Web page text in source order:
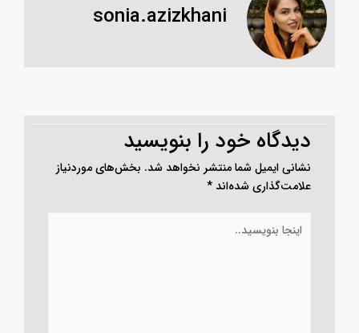
sonia.azizkhani
دیدگاه‌ خود را بنویسید
نشانی ایمیل شما منتشر نخواهد شد. بخش‌های موردنیاز
علامت‌گذاری شده‌اند*
بنویسید..